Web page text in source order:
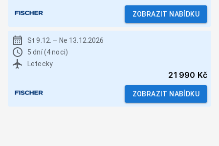
ZOBRAZIT NABÍDKU
St 9.12. – Ne 13.12.2026
5 dní (4 noci)
Letecky
21 990 Kč
ZOBRAZIT NABÍDKU